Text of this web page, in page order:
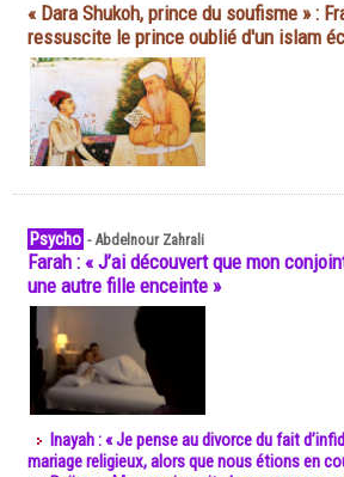
« Dara Shukoh, prince du soufisme » :
ressuscite le prince oublié d'un islam
Psycho -Abdelnour Zahrali
Farah : « J’ai découvert que mon
une autre fille enceinte »
Inayah : « Je pense au divorce du fait
mariage religieux, alors que nous étions en